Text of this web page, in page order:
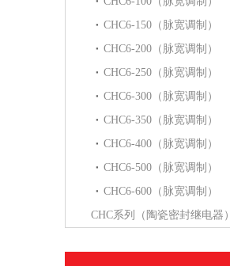
CHC6-150（脉宽调制）
CHC6-200（脉宽调制）
CHC6-250（脉宽调制）
CHC6-300（脉宽调制）
CHC6-350（脉宽调制）
CHC6-400（脉宽调制）
CHC6-500（脉宽调制）
CHC6-600（脉宽调制）
CHC系列（陶瓷密封继电器）